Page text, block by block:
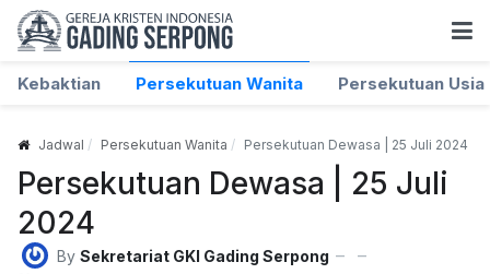
Kebaktian Persekutuan Wanita Persekutuan Usia
Jadwal Persekutuan Wanita Persekutuan Dewasa | 25 Juli 2024
Persekutuan Dewasa | 25 Juli
2024
By Sekretariat GKI Gading Serpong